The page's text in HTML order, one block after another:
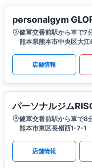
personalgym
健軍交番前駅から車で7
熊本県熊本市中央区大
店舗情報
パーソナルジム
健軍交番前駅から車で8
熊本市東区長嶺西1-7-1
店舗情報